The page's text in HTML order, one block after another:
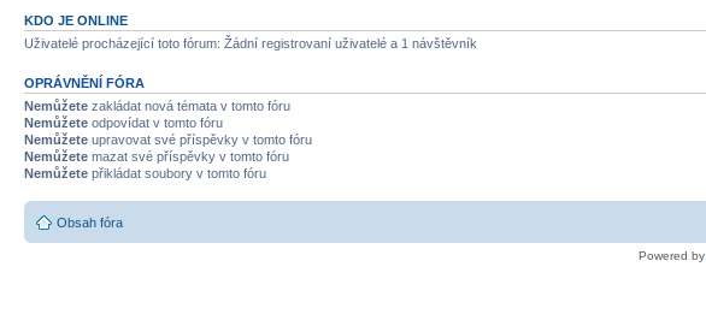
KDO JE ONLINE
Uživatelé procházející toto fórum: Žádní registrovaní uživatelé a 1 návštěvník
OPRÁVNĚNÍ FÓRA
Nemůžete zakládat nová témata v tomto fóru
Nemůžete odpovídat v tomto fóru
Nemůžete upravovat své příspěvky v tomto fóru
Nemůžete mazat své příspěvky v tomto fóru
Nemůžete přikládat soubory v tomto fóru
Obsah fóra
Powered by